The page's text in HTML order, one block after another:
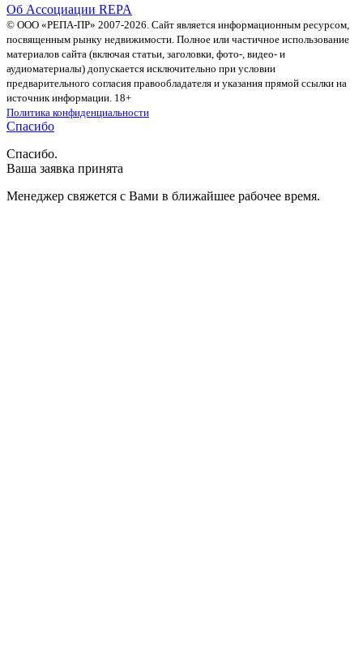
Об Ассоциации REPA
© ООО «РЕПА-ПР» 2007-2026. Сайт является информационным ресурсом,
посвященным рынку недвижимости. Полное или частичное использование
материалов сайта (включая статьи, заголовки, фото-, видео- и
аудиоматериалы) допускается исключительно при условии
предварительного согласия правообладателя и указания прямой ссылки на
источник информации. 18+
Политика конфиденциальности
Спасибо
Спасибо.
Ваша заявка принята
Менеджер свяжется с Вами в ближайшее рабочее время.